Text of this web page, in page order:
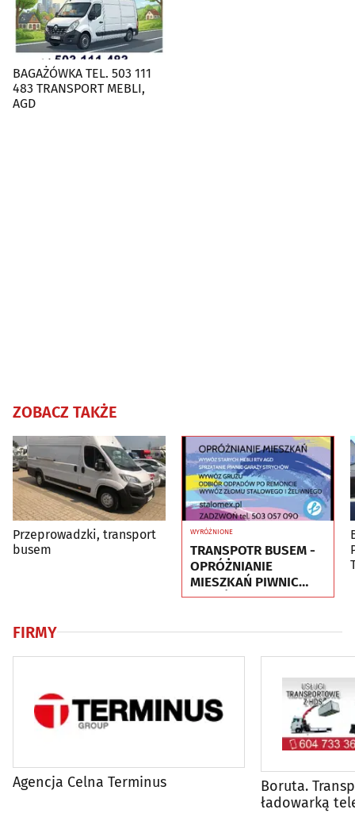
BAGAŻÓWKA TEL. 503 111
483 TRANSPORT MEBLI,
AGD
ZOBACZ TAKŻE
Przeprowadzki, transport
busem
WYRÓŻNIONE
TRANSPOTR BUSEM -
OPRÓŻNIANIE
MIESZKAŃ PIWNIC
GARAŻY - UTYLIZACJA
FIRMY
Agencja Celna Terminus
Boruta.
ładowarką